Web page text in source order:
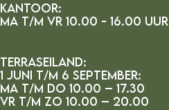
Kantoor:
MA t/m vr 10.00 - 16.00 uur
Terraseiland:
1 juni t/m 6 september:
ma t/m do 10.00 – 17.30
vr t/m zo 10.00 – 20.00